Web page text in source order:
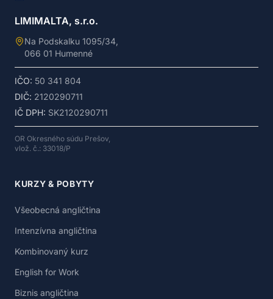
LIMIMALTA, s.r.o.
Na Podskalku 1095/34,
066 01 Humenné
IČO: 50 341 804
DIČ: 2120290711
IČ DPH: SK2120290711
OR Okresného súdu Prešov,
vlož. č.: 33018/P
KURZY & POBYTY
Všeobecná angličtina
Intenzívna angličtina
Kombinovaný kurz
English for Work
Biznis angličtina